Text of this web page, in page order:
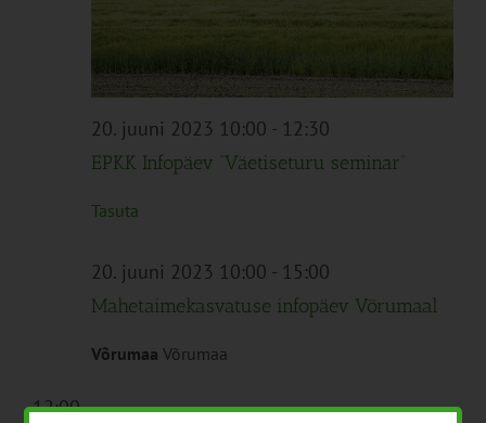
20. juuni 2023 10:00 - 12:30
EPKK Infopäev “Väetiseturu seminar”
Tasuta
20. juuni 2023 10:00 - 15:00
Mahetaimekasvatuse infopäev Võrumaal
Võrumaa Võrumaa
12:00